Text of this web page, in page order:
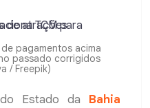
pagamentos acima
passado corrigidos
/ Freepik)
Estado da Bahia